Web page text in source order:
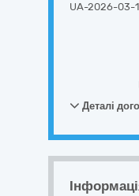
UA-2026-03-
Деталі